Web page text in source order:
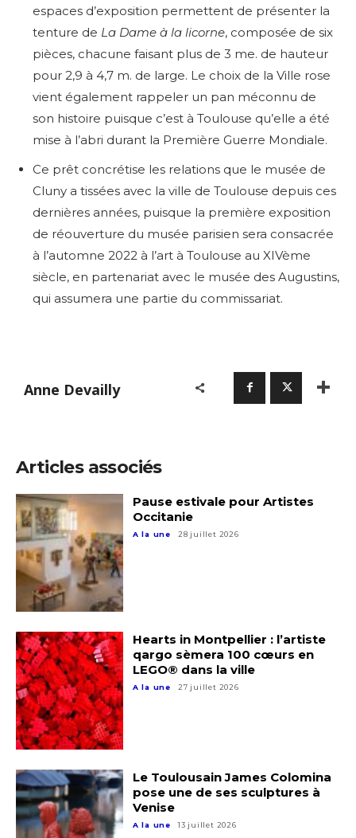
Adresse email*
Nom
Prénom
J'accepte lestermes et conditions
* Champ obligatoire
Adresse email*
Nom
Prénom
Statut / Organisation
J'accepte lestermes et conditions
espaces d’exposition permettent de présenter la
tenture de La Dame à la licorne, composée de six
pièces, chacune faisant plus de 3 me. de hauteur
pour 2,9 à 4,7 m. de large. Le choix de la Ville rose
vient également rappeler un pan méconnu de
son histoire puisque c’est à Toulouse qu’elle a été
mise à l’abri durant la Première Guerre Mondiale.
Ce prêt concrétise les relations que le musée de
Cluny a tissées avec la ville de Toulouse depuis ces
dernières années, puisque la première exposition
de réouverture du musée parisien sera consacrée
à l’automne 2022 à l’art à Toulouse au XIVème
siècle, en partenariat avec le musée des Augustins,
qui assumera une partie du commissariat.
Anne Devailly
Articles associés
Pause estivale pour Artistes
Occitanie
A la une 28 juillet 2026
Hearts in Montpellier : l’artiste
qargo sèmera 100 cœurs en
LEGO® dans la ville
A la une 27 juillet 2026
Le Toulousain James Colomina
pose une de ses sculptures à
Venise
A la une 13 juillet 2026